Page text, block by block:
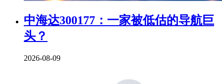
中海达300177：一家被低估的导航巨
头？
2026-08-09